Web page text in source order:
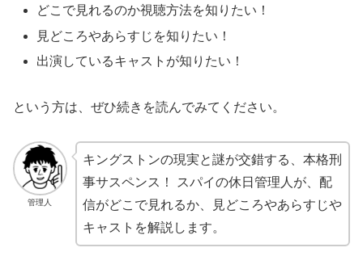
どこで見れるのか視聴方法を知りたい！
見どころやあらすじを知りたい！
出演しているキャストが知りたい！
という方は、ぜひ続きを読んでみてください。
管理人
キングストンの現実と謎が交錯する、本格刑
事サスペンス！ スパイの休日管理人が、配
信がどこで見れるか、見どころやあらすじや
キャストを解説します。